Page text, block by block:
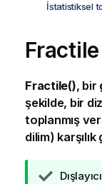
İstatistiksel
Fractile(), bir
şekilde, bir
toplanmış
dilim)
İ